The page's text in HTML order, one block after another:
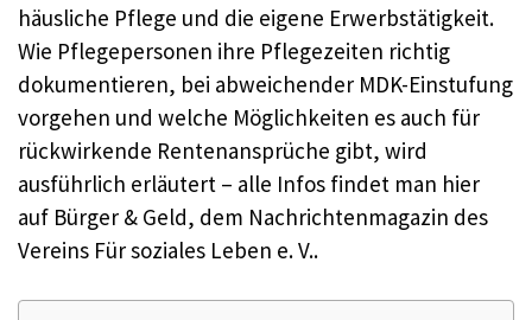
häusliche Pflege und die eigene Erwerbstätigkeit.
Wie Pflegepersonen ihre Pflegezeiten richtig
dokumentieren, bei abweichender MDK-Einstufung
vorgehen und welche Möglichkeiten es auch für
rückwirkende Rentenansprüche gibt, wird
ausführlich erläutert – alle Infos findet man hier
auf Bürger & Geld, dem Nachrichtenmagazin des
Vereins Für soziales Leben e. V..